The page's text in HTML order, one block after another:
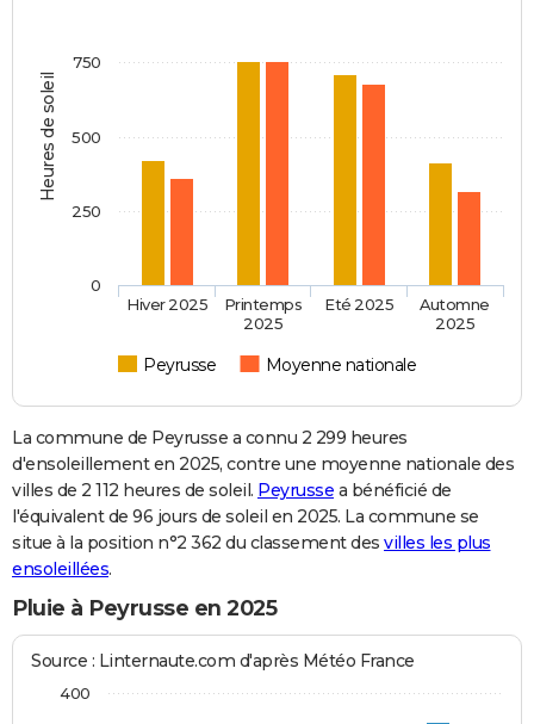
Heures de soleil
Peyrusse Moyenne nationale
Hiver 2025
Printemps
2025
Eté 2025
Automne
2025
0
250
500
750
La commune de Peyrusse a connu 2 299 heures
d'ensoleillement en 2025, contre une moyenne nationale des
villes de 2 112 heures de soleil. Peyrusse a bénéficié de
l'équivalent de 96 jours de soleil en 2025. La commune se
situe à la position n°2 362 du classement des villes les plus
ensoleillées.
Pluie à Peyrusse en 2025
Source : Linternaute.com d'après Météo France
400